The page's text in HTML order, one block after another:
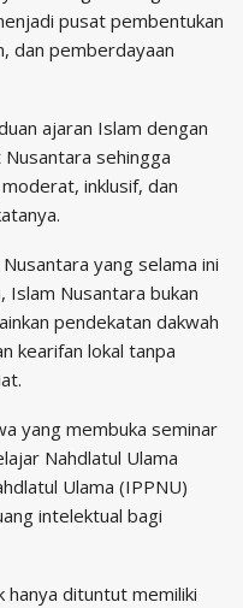
pusat pembentukan
dan pemberdayaan
ajaran Islam dengan
sehingga
inklusif, dan
yang selama ini
Islam Nusantara bukan
pendekatan dakwah
kearifan lokal tanpa
yang membuka seminar
Nahdlatul Ulama
Ulama (IPPNU)
intelektual bagi
hanya dituntut memiliki